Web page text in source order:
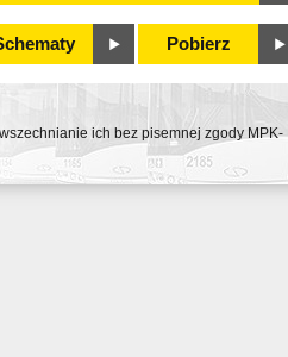
Pobierz
ich bez pisemnej zgody MPK-